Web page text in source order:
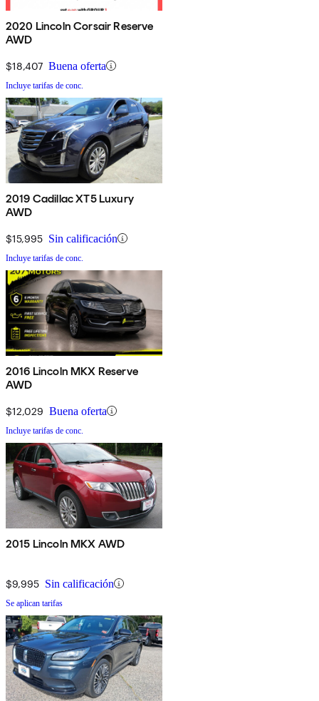
2020 Lincoln Corsair Reserve
AWD
$18,407 Buena oferta
Incluye tarifas de conc.
2019 Cadillac XT5 Luxury
AWD
$15,995 Sin calificación
Incluye tarifas de conc.
2016 Lincoln MKX Reserve
AWD
$12,029 Buena oferta
Incluye tarifas de conc.
2015 Lincoln MKX AWD
$9,995 Sin calificación
Se aplican tarifas